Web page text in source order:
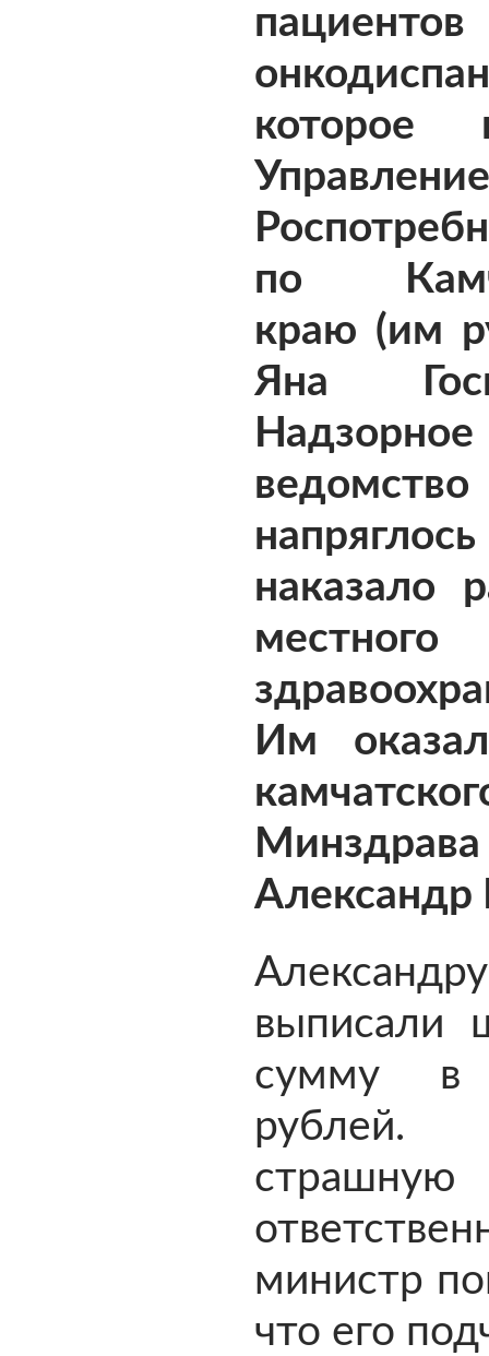
пациентов
которое
Управление
по
краю (им
Яна
Надзорное
ведомство
наказало
местного
Им
Минздрава
Александр
выписали
сумму в
страшную
министр
что его